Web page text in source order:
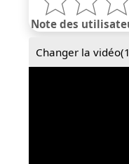
Note des
Changer la vidéo(1